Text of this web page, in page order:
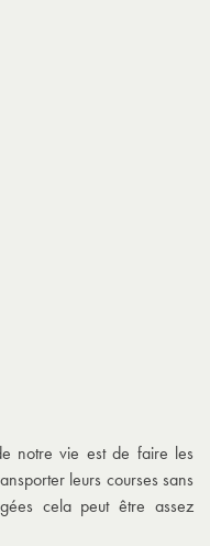
notre vie est de faire les
leurs courses sans
cela peut être assez